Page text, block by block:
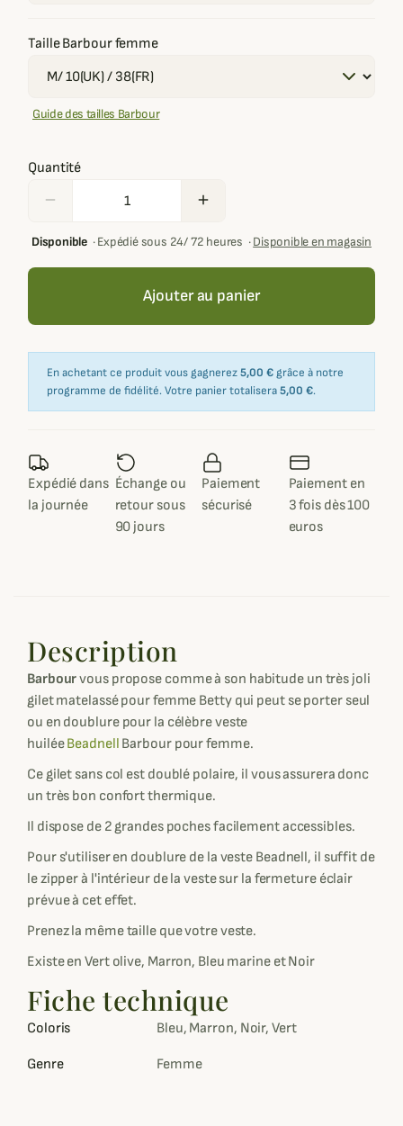
Taille Barbour femme
Guide des tailles Barbour
Quantité
remove add
Disponible·Expédié sous 24/ 72 heures ·Disponible en magasin
Ajouter au panier
En achetant ce produit vous gagnerez5,00 € grâce à notre
programme de fidélité. Votre panier totalisera5,00 €.
Expédié dans
la journée
Échange ou
retour sous
90 jours
Paiement
sécurisé
Paiement en
3 fois dès 100
euros
Description
Barbourvous propose comme à son habitude un très joli
gilet matelassé pour femme Betty qui peut se porter seul
ou en doublure pour la célèbre veste
huiléeBeadnell Barbour pour femme.
Ce gilet sans col est doublé polaire, il vous assurera donc
un très bon confort thermique.
Il dispose de 2 grandes poches facilement accessibles.
Pour s'utiliser en doublure de la veste Beadnell, il suffit de
le zipper à l'intérieur de la veste sur la fermeture éclair
prévue à cet effet.
Prenez la même taille que votre veste.
Existe en Vert olive, Marron, Bleu marine et Noir
Fiche technique
Coloris Bleu, Marron, Noir, Vert
Genre Femme